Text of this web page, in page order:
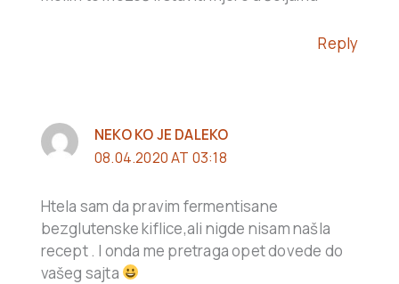
Reply
NEKO KO JE DALEKO
08.04.2020 AT 03:18
Htela sam da pravim fermentisane
bezglutenske kiflice,ali nigde nisam našla
recept . I onda me pretraga opet dovede do
vašeg sajta